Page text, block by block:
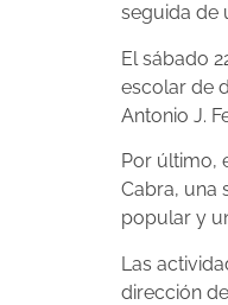
seguida de
El sábado
escolar de
Antonio J.
Por último,
Cabra, una
popular y
Las
dirección